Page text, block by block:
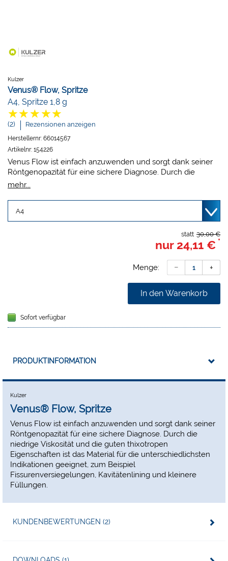
Kulzer
Venus® Flow, Spritze
A4, Spritze 1,8 g
(2) Rezensionen anzeigen
Herstellernr: 66014567
Artikelnr: 154226
Venus Flow ist einfach anzuwenden und sorgt dank seiner
Röntgenopazität für eine sichere Diagnose. Durch die
niedrige Viskosität und die guten thixotropen Eigenschaften
geeignet, zum Beispiel Fissurenversiegelungen,
Kavitätenlining und kleinere Füllungen.
mehr...
30,00 €
statt
nur 24,11 € *
Menge:
In den Warenkorb
Sofort verfügbar
PRODUKTINFORMATION
Kulzer
Venus® Flow, Spritze
Venus Flow ist einfach anzuwenden und sorgt dank seiner
Röntgenopazität für eine sichere Diagnose. Durch die
niedrige Viskosität und die guten thixotropen
Eigenschaften ist das Material für die unterschiedlichsten
Indikationen geeignet, zum Beispiel
Fissurenversiegelungen, Kavitätenlining und kleinere
Füllungen.
KUNDENBEWERTUNGEN (2)